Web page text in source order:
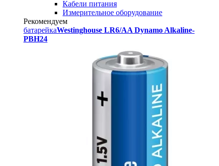
Кабели питания
Измерительное оборудование
Рекомендуем
батарейкаWestinghouse LR6/AA Dynamo Alkaline-
PBH24